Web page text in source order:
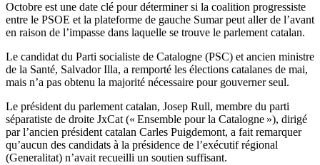
Octobre est une date clé pour déterminer si la coalition progressiste
entre le PSOE et la plateforme de gauche Sumar peut aller de l’avant
en raison de l’impasse dans laquelle se trouve le parlement catalan.
Le candidat du Parti socialiste de Catalogne (PSC) et ancien ministre
de la Santé, Salvador Illa, a remporté les élections catalanes de mai,
mais n’a pas obtenu la majorité nécessaire pour gouverner seul.
Le président du parlement catalan, Josep Rull, membre du parti
séparatiste de droite JxCat (« Ensemble pour la Catalogne »), dirigé
par l’ancien président catalan Carles Puigdemont, a fait remarquer
qu’aucun des candidats à la présidence de l’exécutif régional
(Generalitat) n’avait recueilli un soutien suffisant.